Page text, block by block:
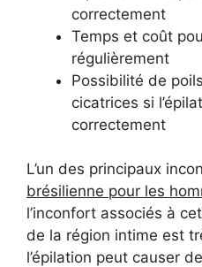
correctement
Temps et coût
régulièrement
Possibilité de
cicatrices si
correctement
L’un des principaux
brésilienne pour les
l’inconfort associés à
de la région intime est
l’épilation peut causer